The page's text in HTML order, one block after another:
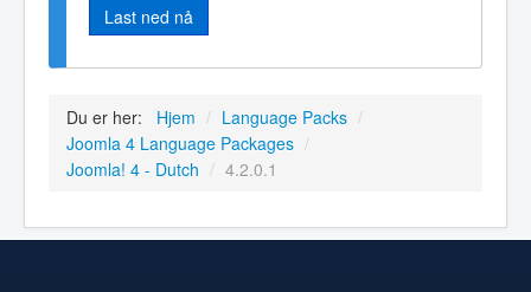
Last ned nå
Du er her: Hjem / Language Packs /
Joomla 4 Language Packages /
Joomla! 4 - Dutch / 4.2.0.1